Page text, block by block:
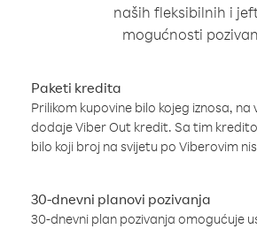
naših fleksibilnih i
mogućnosti
Paketi kredita
Prilikom kupovine bilo kojeg iznosa, na
dodaje Viber Out kredit. Sa tim
bilo koji broj na svijetu po Viberovim
30-dnevni planovi pozivanja
30-dnevni plan pozivanja omogućuje